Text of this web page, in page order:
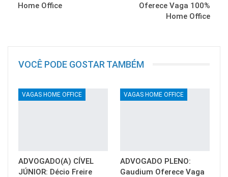
Home Office
Oferece Vaga 100%
Home Office
VOCÊ PODE GOSTAR TAMBÉM
VAGAS HOME OFFICE
ADVOGADO(A) CÍVEL
JÚNIOR: Décio Freire
VAGAS HOME OFFICE
ADVOGADO PLENO:
Gaudium Oferece Vaga